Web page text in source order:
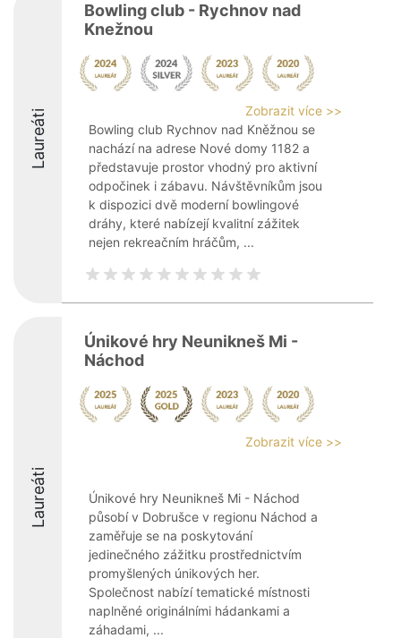
Laureáti
Bowling club - Rychnov nad
Knežnou
Zobrazit více >>
Bowling club Rychnov nad Kněžnou se
nachází na adrese Nové domy 1182 a
představuje prostor vhodný pro aktivní
odpočinek i zábavu. Návštěvníkům jsou
k dispozici dvě moderní bowlingové
dráhy, které nabízejí kvalitní zážitek
nejen rekreačním hráčům, ...
Laureáti
Únikové hry Neunikneš Mi -
Náchod
Zobrazit více >>
Únikové hry Neunikneš Mi - Náchod
působí v Dobrušce v regionu Náchod a
zaměřuje se na poskytování
jedinečného zážitku prostřednictvím
promyšlených únikových her.
Společnost nabízí tematické místnosti
naplněné originálními hádankami a
záhadami, ...